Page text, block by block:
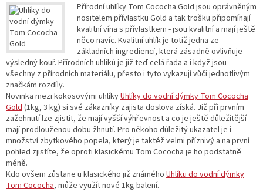
Přírodní uhlíky Tom Cococha Gold jsou oprávněným
nositelem přívlastku Gold a tak trošku připomínají
kvalitní vína s přívlastkem - jsou kvalitní a mají ještě
něco navíc. Kvalitní uhlík je totiž jedna ze
základních ingrediencí, která zásadně ovlivňuje
výsledný kouř. Přírodních uhlíků je již teď celá řada a i když jsou
všechny z přírodních materiálu, přesto i tyto vykazují vůči jednotlivým
značkám rozdíly.
Novinka mezi kokosovými uhlíkyUhlíky do vodní dýmky Tom Cococha
Gold (1kg, 3 kg) si své zákazníky zajista doslova získá. Již při prvním
zažehnutí lze zjistit, že mají vyšší výhřevnost a co je ještě důležitější
mají prodlouženou dobu žhnutí. Pro někoho důležitý ukazatel je i
množství zbytkového popela, který je taktéž velmi příznivý a na první
pohled zjistíte, že oproti klasickému Tom Cococha je ho podstatně
méně.
Kdo ovšem zůstane u klasického již známého Uhlíku do vodní dýmky
Tom Cococha, může využít nové 1kg balení.